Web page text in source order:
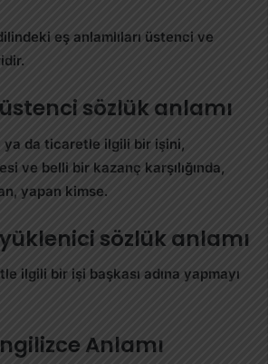
eş anlamlıları üstenci ve
sözlük anlamı
ya da ticaretle ilgili bir işini,
ve belli bir kazanç karşılığında,
yapan kimse.
sözlük anlamı
ilgili bir işi başkası adına yapmayı
Anlamı